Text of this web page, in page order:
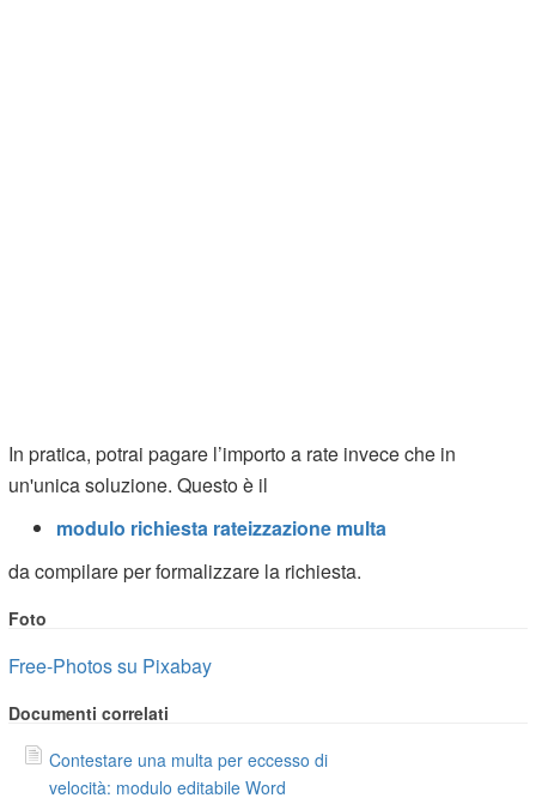
In pratica, potrai pagare l’importo a rate invece che in
un'unica soluzione. Questo è il
modulo richiesta rateizzazione multa
da compilare per formalizzare la richiesta.
Foto
Free-Photos su Pixabay
Documenti correlati
Contestare una multa per eccesso di
velocità: modulo editabile Word